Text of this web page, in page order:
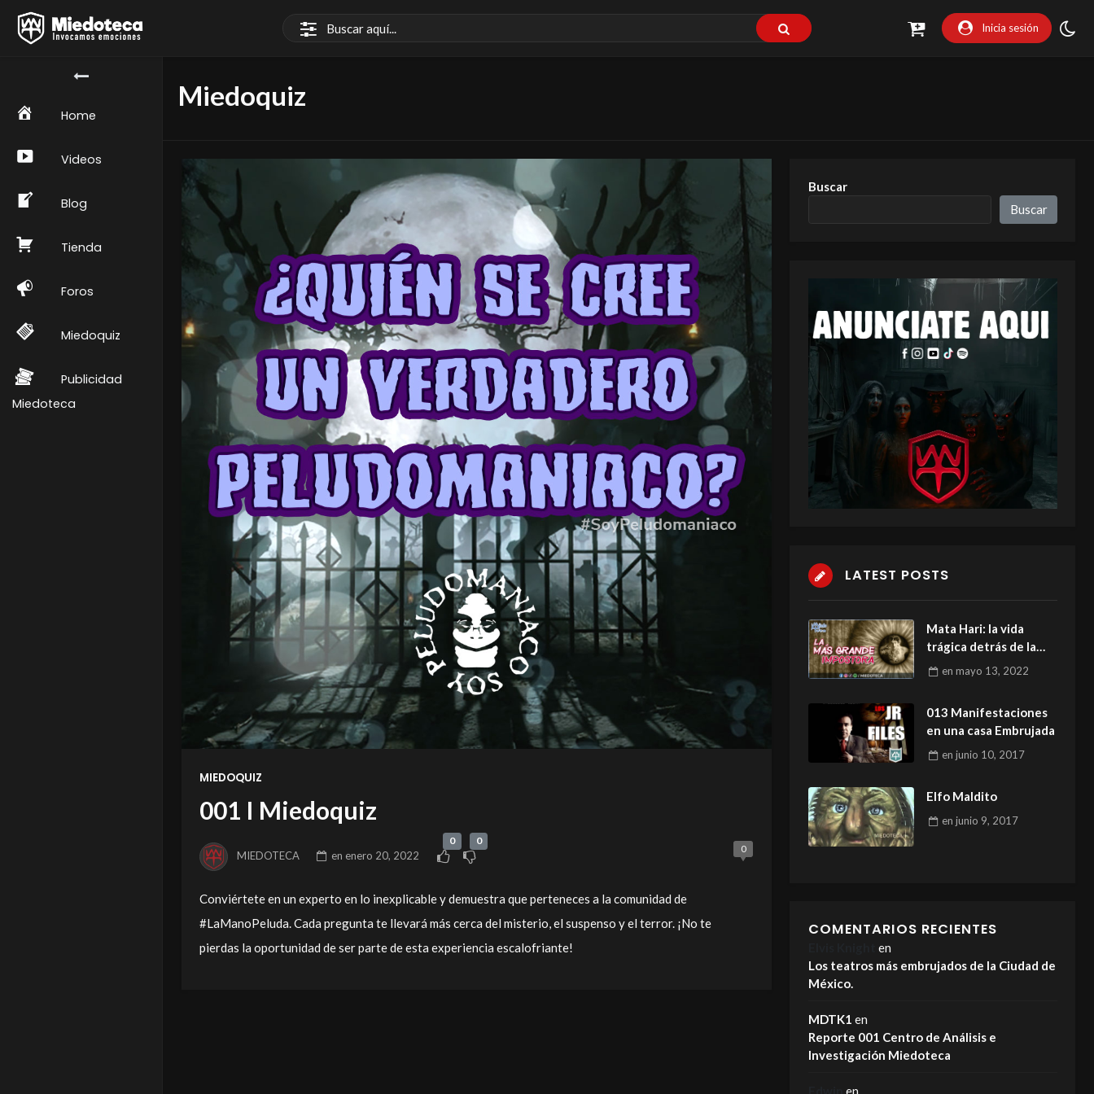
Inicia sesión
Home
Videos
Blog
Tienda
Foros
Miedoquiz
Publicidad
Miedoteca
Miedoquiz
MIEDOQUIZ
001 I Miedoquiz
MIEDOTECA en enero 20, 2022
0 0
0
Conviértete en un experto en lo inexplicable y demuestra que perteneces a la comunidad de
#LaManoPeluda. Cada pregunta te llevará más cerca del misterio, el suspenso y el terror. ¡No te
pierdas la oportunidad de ser parte de esta experiencia escalofriante!
Buscar
Buscar
LATEST POSTS
Mata Hari: la vida
trágica detrás de la
espía y bailarina.
enmayo 13, 2022
013 Manifestaciones
en una casa Embrujada
enjunio 10, 2017
Elfo Maldito
enjunio 9, 2017
COMENTARIOS RECIENTES
en
Los teatros más embrujados de la Ciudad de
México.
MDTK1 en
Reporte 001 Centro de Análisis e
Investigación Miedoteca
en